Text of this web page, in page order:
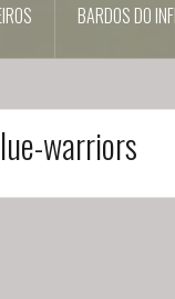
BARDOS DO
warriors